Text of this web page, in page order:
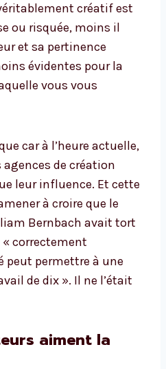
créatif est
ou risquée, moins il
et sa pertinence
évidentes pour la
vous vous
car à l’heure actuelle,
de création
leur influence. Et cette
à croire que le
Bernbach avait tort
« correctement
peut permettre à une
de dix ». Il ne l’était
aiment la